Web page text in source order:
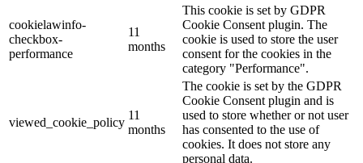
cookielawinfo-
checkbox-
performance
11
months
This cookie is set by GDPR
Cookie Consent plugin. The
cookie is used to store the user
consent for the cookies in the
category "Performance".
viewed_cookie_policy
11
months
The cookie is set by the GDPR
Cookie Consent plugin and is
used to store whether or not user
has consented to the use of
cookies. It does not store any
personal data.